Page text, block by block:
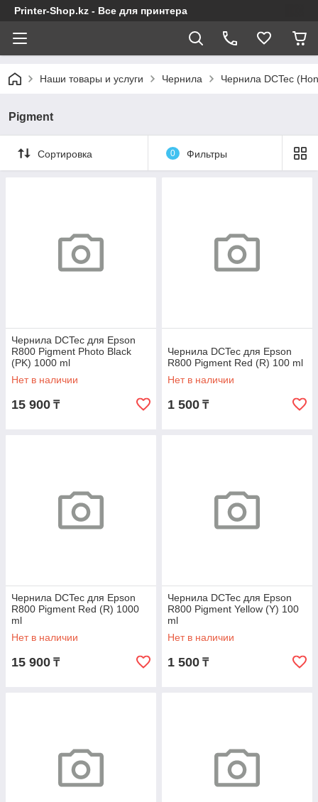
Printer-Shop.kz - Все для принтера
Наши товары и услуги Чернила Чернила DCTec
Pigment
Сортировка 0 Фильтры
Чернила DCTec для Epson
R800 Pigment Photo Black
(PK) 1000 ml
Нет в наличии
15 900 ₸
Чернила DCTec для Epson
R800 Pigment Red (R) 100 ml
Нет в наличии
1 500 ₸
Чернила DCTec для Epson
R800 Pigment Red (R) 1000
ml
Нет в наличии
15 900 ₸
Чернила DCTec для Epson
R800 Pigment Yellow (Y) 100
ml
Нет в наличии
1 500 ₸